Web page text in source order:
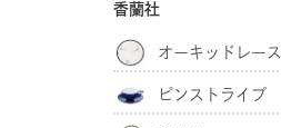
香蘭社
オーキッドレース
ピンストライプ